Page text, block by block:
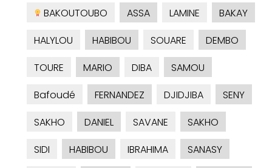
BAKOUTOUBO
ASSA LAMINE
BAKAY
HALYLOU
HABIBOU SOUARE
DEMBO
TOURE
MARIO DIBA
SAMOU
Bafoudé
FERNANDEZ DJIDJIBA
SENY
SAKHO
DANIEL SAVANE
SAKHO
SIDI
HABIBOU IBRAHIMA
SANASY